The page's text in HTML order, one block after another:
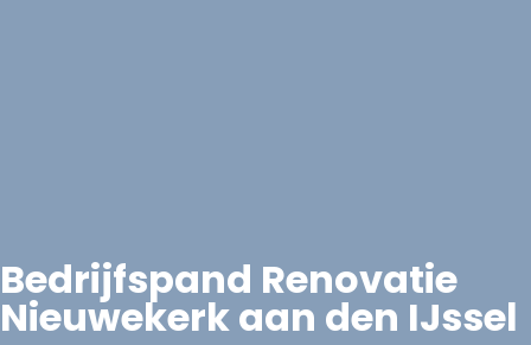
Bedrijfspand Renovatie
Nieuwekerk aan den IJssel